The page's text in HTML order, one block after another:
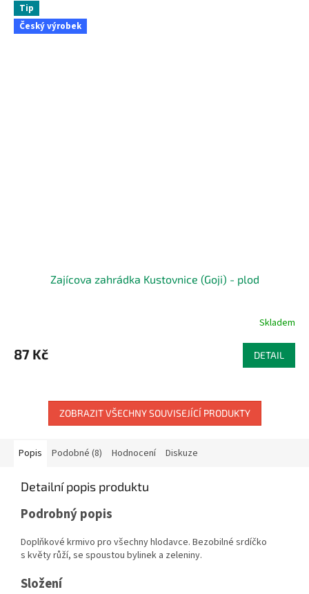
Tip
Český výrobek
Zajícova zahrádka Kustovnice (Goji) - plod
Skladem
87 Kč DETAIL
ZOBRAZIT VŠECHNY SOUVISEJÍCÍ PRODUKTY
Popis Podobné (8) Hodnocení Diskuze
Detailní popis produktu
Podrobný popis
Doplňkové krmivo pro všechny hlodavce. Bezobilné srdíčko
s květy růží, se spoustou bylinek a zeleniny.
Složení